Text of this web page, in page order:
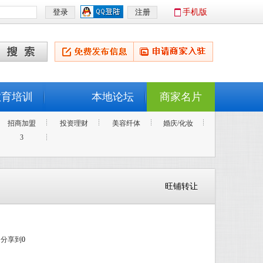
手机版
培训 商家名片
本地论坛
招商加盟 投资理财 美容纤体
婚庆/化妆
3
旺铺转让
分享到 0